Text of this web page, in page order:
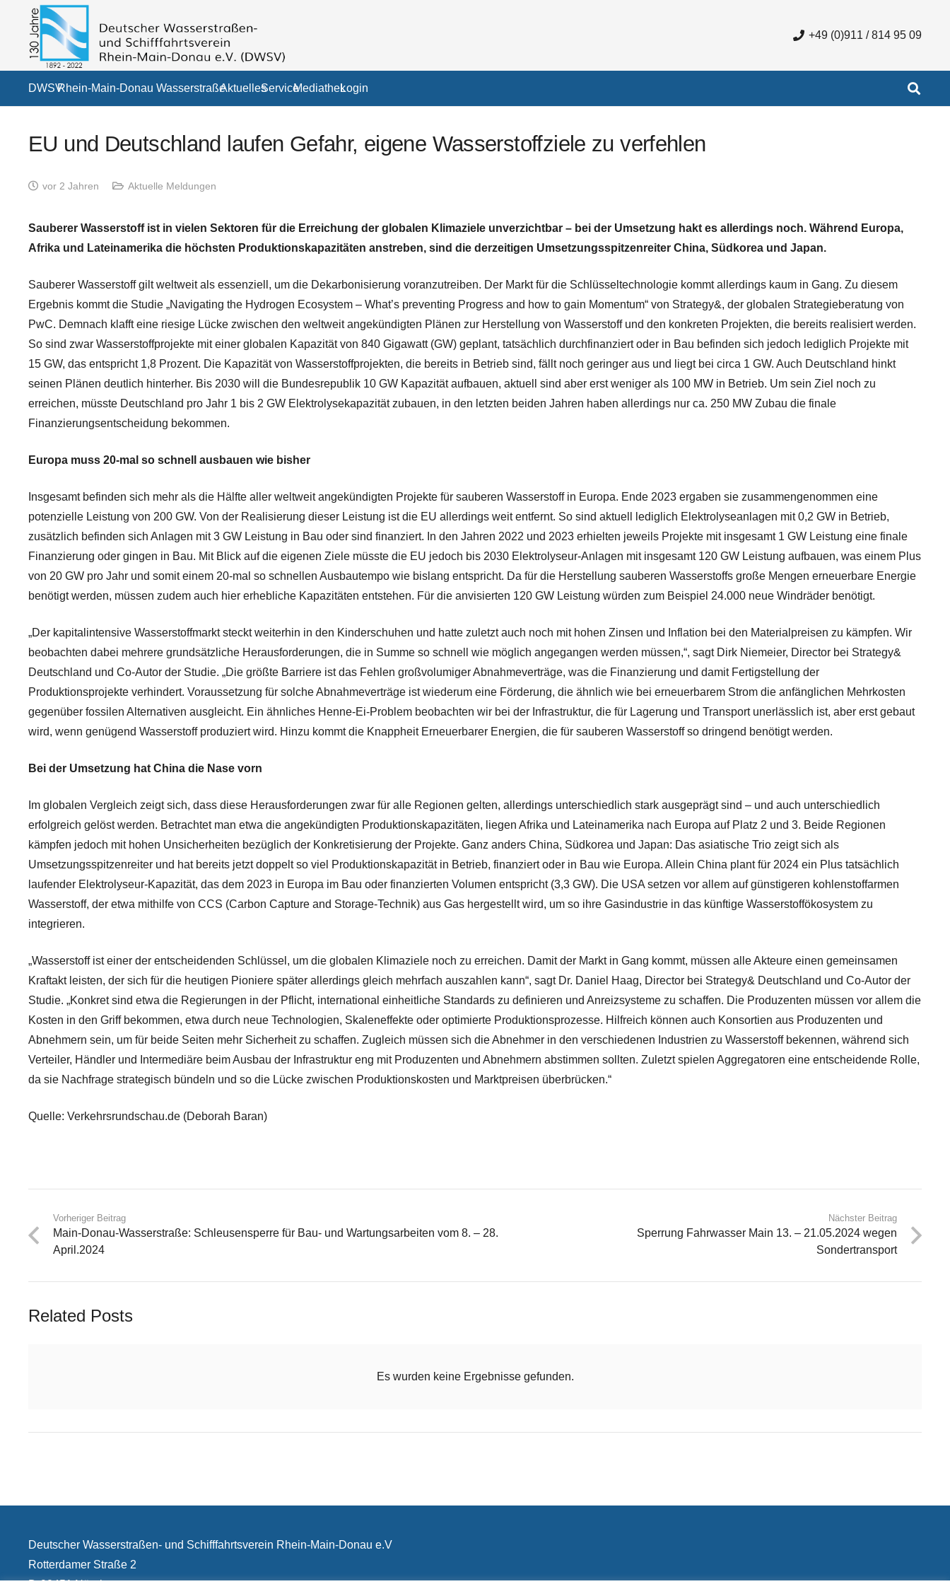
+49 (0)911 / 814 95 09
DWSVRhein-Main-Donau WasserstraßeAktuellesServiceMediathekLogin
EU und Deutschland laufen Gefahr, eigene Wasserstoffziele zu verfehlen
vor 2 Jahren Aktuelle Meldungen
Sauberer Wasserstoff ist in vielen Sektoren für die Erreichung der globalen Klimaziele unverzichtbar – bei der Umsetzung hakt es allerdings noch. Während Europa,
Afrika und Lateinamerika die höchsten Produktionskapazitäten anstreben, sind die derzeitigen Umsetzungsspitzenreiter China, Südkorea und Japan.
Sauberer Wasserstoffgilt weltweit als essenziell, um die Dekarbonisierung voranzutreiben. Der Markt für die Schlüsseltechnologie kommt allerdings kaum in Gang. Zu diesem
Ergebnis kommt die Studie „Navigating the Hydrogen Ecosystem – What’s preventing Progress and how to gain Momentum“ von Strategy&, der globalen Strategieberatung von
PwC. Demnach klafft eine riesige Lücke zwischen den weltweit angekündigten Plänen zur Herstellung von Wasserstoff und den konkreten Projekten, die bereits realisiert werden.
So sind zwar Wasserstoffprojekte mit einer globalen Kapazität von 840 Gigawatt (GW) geplant, tatsächlich durchfinanziert oder in Bau befinden sich jedoch lediglich Projekte mit
15 GW, das entspricht 1,8 Prozent. Die Kapazität von Wasserstoffprojekten, die bereits in Betrieb sind, fällt noch geringer aus und liegt bei circa 1 GW. Auch Deutschland hinkt
seinen Plänen deutlich hinterher. Bis 2030 will die Bundesrepublik 10 GW Kapazität aufbauen, aktuell sind aber erst weniger als 100 MW in Betrieb. Um sein Ziel noch zu
erreichen, müsste Deutschland pro Jahr 1 bis 2 GW Elektrolysekapazität zubauen, in den letzten beiden Jahren haben allerdings nur ca. 250 MW Zubau die finale
Finanzierungsentscheidung bekommen.
Europa muss 20-mal so schnell ausbauen wie bisher
Insgesamt befinden sich mehr als die Hälfte aller weltweit angekündigten Projekte für sauberen Wasserstoff in Europa. Ende 2023 ergaben sie zusammengenommen eine
potenzielle Leistung von 200 GW. Von der Realisierung dieser Leistung ist die EU allerdings weit entfernt. So sind aktuell lediglich Elektrolyseanlagen mit 0,2 GW in Betrieb,
zusätzlich befinden sich Anlagen mit 3 GW Leistung in Bau oder sind finanziert. In den Jahren 2022 und 2023 erhielten jeweils Projekte mit insgesamt 1 GW Leistung eine finale
Finanzierung oder gingen in Bau. Mit Blick auf die eigenen Ziele müsste die EU jedoch bis 2030 Elektrolyseur-Anlagen mit insgesamt 120 GW Leistung aufbauen, was einem Plus
von 20 GW pro Jahr und somit einem 20-mal so schnellen Ausbautempo wie bislang entspricht. Da für die Herstellung sauberen Wasserstoffs große Mengen erneuerbare Energie
benötigt werden, müssen zudem auch hier erhebliche Kapazitäten entstehen. Für die anvisierten 120 GW Leistung würden zum Beispiel 24.000 neue Windräder benötigt.
„Der kapitalintensive Wasserstoffmarkt steckt weiterhin in den Kinderschuhen und hatte zuletzt auch noch mit hohen Zinsen und Inflation bei den Materialpreisen zu kämpfen. Wir
beobachten dabei mehrere grundsätzliche Herausforderungen, die in Summe so schnell wie möglich angegangen werden müssen,“, sagt Dirk Niemeier, Director bei Strategy&
Deutschland und Co-Autor der Studie. „Die größte Barriere ist das Fehlen großvolumiger Abnahmeverträge, was die Finanzierung und damit Fertigstellung der
Produktionsprojekte verhindert. Voraussetzung für solche Abnahmeverträge ist wiederum eine Förderung, die ähnlich wie bei erneuerbarem Strom die anfänglichen Mehrkosten
gegenüber fossilen Alternativen ausgleicht. Ein ähnliches Henne-Ei-Problem beobachten wir bei der Infrastruktur, die für Lagerung und Transport unerlässlich ist, aber erst gebaut
wird, wenn genügend Wasserstoff produziert wird. Hinzu kommt die Knappheit Erneuerbarer Energien, die für sauberen Wasserstoff so dringend benötigt werden.
Bei der Umsetzung hat China die Nase vorn
Im globalen Vergleich zeigt sich, dass diese Herausforderungen zwar für alle Regionen gelten, allerdings unterschiedlich stark ausgeprägt sind – und auch unterschiedlich
erfolgreich gelöst werden. Betrachtet man etwa die angekündigten Produktionskapazitäten, liegen Afrika und Lateinamerika nach Europa auf Platz 2 und 3. Beide Regionen
kämpfen jedoch mit hohen Unsicherheiten bezüglich der Konkretisierung der Projekte. Ganz anders China, Südkorea und Japan: Das asiatische Trio zeigt sich als
Umsetzungsspitzenreiter und hat bereits jetzt doppelt so viel Produktionskapazität in Betrieb, finanziert oder in Bau wie Europa. Allein China plant für 2024 ein Plus tatsächlich
laufender Elektrolyseur-Kapazität, das dem 2023 in Europa im Bau oder finanzierten Volumen entspricht (3,3 GW). Die USA setzen vor allem auf günstigeren kohlenstoffarmen
Wasserstoff, der etwa mithilfe von CCS (Carbon Capture and Storage-Technik) aus Gas hergestellt wird, um so ihre Gasindustrie in das künftige Wasserstoffökosystem zu
integrieren.
„Wasserstoff ist einer der entscheidenden Schlüssel, um die globalen Klimaziele noch zu erreichen. Damit der Markt in Gang kommt, müssen alle Akteure einen gemeinsamen
Kraftakt leisten, der sich für die heutigen Pioniere später allerdings gleich mehrfach auszahlen kann“, sagt Dr. Daniel Haag, Director bei Strategy& Deutschland und Co-Autor der
Studie. „Konkret sind etwa die Regierungen in der Pflicht, international einheitliche Standards zu definieren und Anreizsysteme zu schaffen. Die Produzenten müssen vor allem die
Kosten in den Griff bekommen, etwa durch neue Technologien, Skaleneffekte oder optimierte Produktionsprozesse. Hilfreich können auch Konsortien aus Produzenten und
Abnehmern sein, um für beide Seiten mehr Sicherheit zu schaffen. Zugleich müssen sich die Abnehmer in den verschiedenen Industrien zu Wasserstoff bekennen, während sich
Verteiler, Händler und Intermediäre beim Ausbau der Infrastruktur eng mit Produzenten und Abnehmern abstimmen sollten. Zuletzt spielen Aggregatoren eine entscheidende Rolle,
da sie Nachfrage strategisch bündeln und so die Lücke zwischen Produktionskosten und Marktpreisen überbrücken.“
Quelle: Verkehrsrundschau.de (Deborah Baran)
Vorheriger Beitrag
Main-Donau-Wasserstraße: Schleusensperre für Bau- und Wartungsarbeiten vom 8. – 28.
April.2024
Nächster Beitrag
Sperrung Fahrwasser Main 13. – 21.05.2024 wegen
Sondertransport
Related Posts
Es wurden keine Ergebnisse gefunden.
Deutscher Wasserstraßen- und Schifffahrtsverein Rhein-Main-Donau e.V
Rotterdamer Straße 2